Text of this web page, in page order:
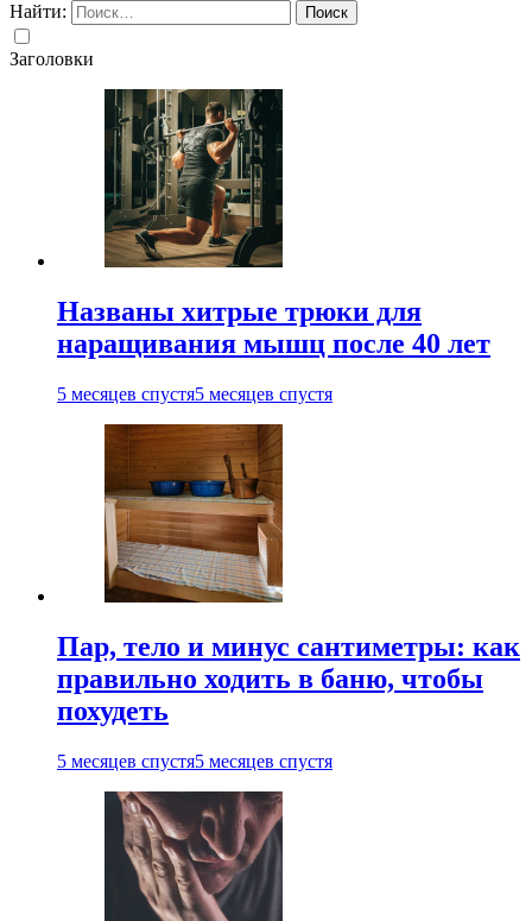
Найти:
Заголовки
Названы хитрые трюки для
наращивания мышц после 40 лет
5 месяцев спустя5 месяцев спустя
Пар, тело и минус сантиметры: как
правильно ходить в баню, чтобы
похудеть
5 месяцев спустя5 месяцев спустя